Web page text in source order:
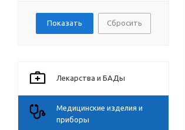
Сбросить
Лекарства и БАДы
Медицинские изделия и
приборы